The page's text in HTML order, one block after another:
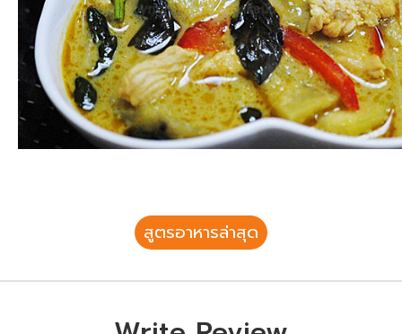
สูตรอาหารล่าสุด